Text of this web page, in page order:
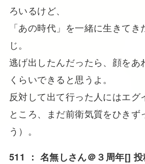
ろいるけど、
「あの時代」を一緒に生きて
じ。
逃げ出したんだったら、顔をあ
くらいできると思うよ。
反対して出て行った人にはエグ
ところ、まだ前衛気質をひきず
う）。
511 ： 名無しさん＠３周年[]